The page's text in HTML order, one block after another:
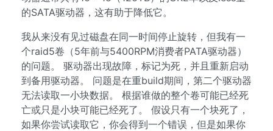
的SATA驱动器，这有助于降低它。
我从来没有见过磁盘在同一时间停止旋转，但我有一
个raid5卷（5年前与5400RPM消费者PATA驱动器）
的问题。 驱动器出现故障，标记为死，并且重新启动
到备用驱动器。 问题是在重build期间，第二个驱动器
无法读取一小块数据。 根据谁做的整个卷可能已经死
亡或只是小块可能已经死了。 假设只有一个块死了，
如果你尝试读取它，你会得到一个错误，但是如果你